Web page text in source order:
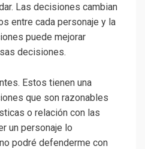
Las decisiones cambian
entre cada personaje y la
puede mejorar
decisiones.
Estos tienen una
que son razonables
o relación con las
un personaje lo
podré defenderme con